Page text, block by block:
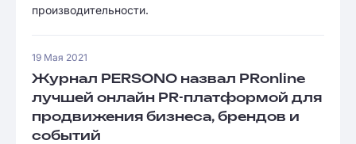
производительности.
19 Мая 2021
Журнал PERSONO назвал PRonline
лучшей онлайн PR-платформой для
продвижения бизнеса, брендов и
событий